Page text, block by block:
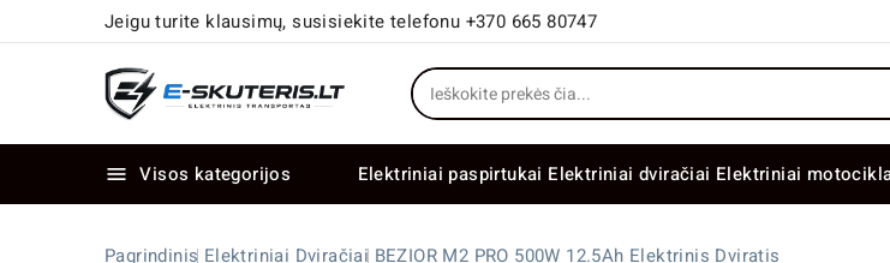
Jeigu turite klausimų, susisiekite telefonu +370 665 80747
 Visos kategorijos Elektriniai paspirtukai Elektriniai dviračiai Elektriniai
Pagrindinis Elektriniai Dviračiai BEZIOR M2 PRO 500W 12.5Ah Elektrinis Dviratis